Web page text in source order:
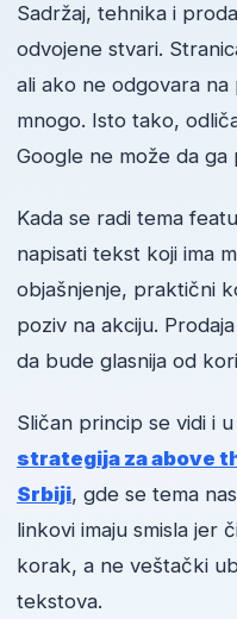
Sadržaj, tehnika i
odvojene stvari.
ali ako ne odgovara
mnogo. Isto tako,
Google ne može da
Kada se radi tema
napisati tekst koji ima
objašnjenje, praktični
poziv na akciju.
da bude glasnija od
Sličan princip se vidi i
strategija za above
Srbiji, gde se tema
linkovi imaju smisla jer
korak, a ne veštački
tekstova.